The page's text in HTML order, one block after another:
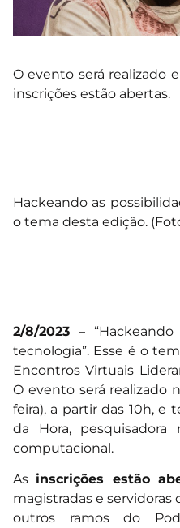
O evento será realizado
inscrições estão abertas.
Hackeando as
o tema desta edição.
2/8/2023 –
tecnologia”. Esse é o
Encontros Virtuais
O evento será realizado
feira), a partir das 10h, e
da Hora,
computacional.
As inscrições estão
magistradas e servidoras
outros ramos do